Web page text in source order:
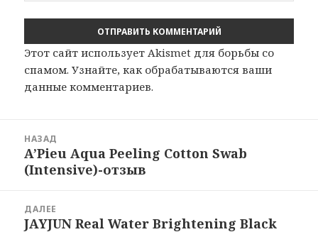
Этот сайт использует Akismet для борьбы со
спамом.Узнайте, как обрабатываются ваши
данные комментариев.
записям
НАЗАД
Предыдущая
запись:
A’Pieu Aqua Peeling Cotton Swab
(Intensive)-отзыв
ДАЛЕЕ
Следующая
JAYJUN Real Water Brightening Black